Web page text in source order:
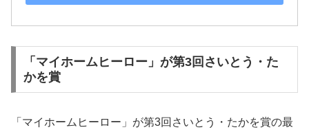
「マイホームヒーロー」が第3回さいとう・た
かを賞
「マイホームヒーロー」が第3回さいとう・たかを賞の最